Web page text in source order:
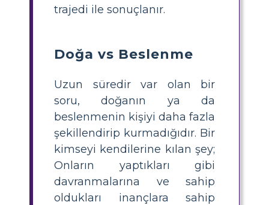
trajedi ile sonuçlanır.
Doğa vs Beslenme
Uzun süredir var olan bir
soru, doğanın ya da
beslenmenin kişiyi daha fazla
şekillendirip kurmadığıdır. Bir
kimseyi kendilerine kılan şey;
Onların yaptıkları gibi
davranmalarına ve sahip
oldukları inançlara sahip